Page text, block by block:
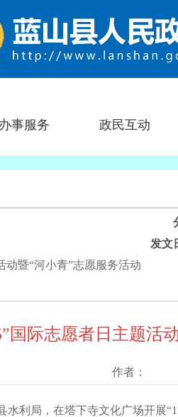
办事服务 政民互动
发文
动暨“河小青”志愿服务活动
国际志愿者日主题活
作者：
利局，在塔下寺文化广场开展